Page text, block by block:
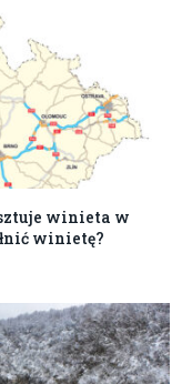
winieta w
winietę?